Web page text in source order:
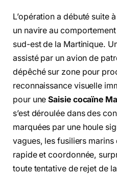
L’opération a débuté suite
un navire au
sud-est de la Martinique.
assisté par un avion de
dépêché sur zone pour
reconnaissance visuelle
pour uneSaisie cocaïne
s’est déroulée dans des
marquées par une houle
vagues, les fusiliers
rapide et coordonnée,
toute tentative de rejet de